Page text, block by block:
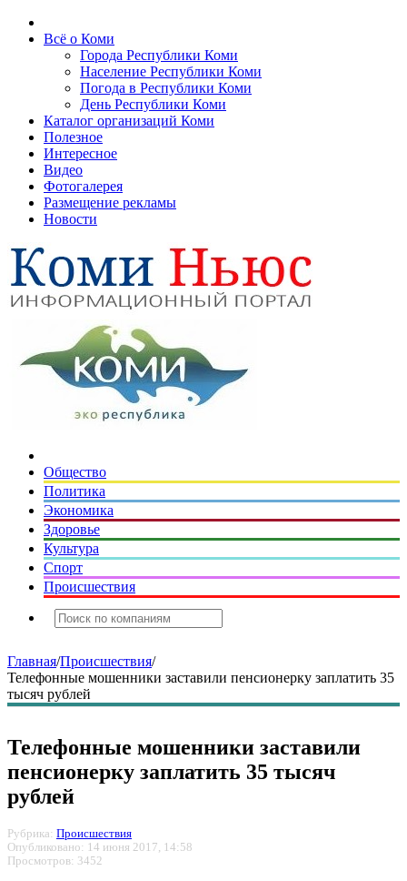
Всё о Коми
Города Республики Коми
Население Республики Коми
Погода в Республики Коми
День Республики Коми
Каталог организаций Коми
Полезное
Интересное
Видео
Фотогалерея
Размещение рекламы
Новости
Общество
Политика
Экономика
Здоровье
Культура
Спорт
Происшествия
Главная/Происшествия/
Телефонные мошенники заставили пенсионерку заплатить 35
тысяч рублей
Телефонные мошенники заставили
пенсионерку заплатить 35 тысяч
рублей
Рубрика: Происшествия
Опубликовано: 14 июня 2017, 14:58
Просмотров: 3452